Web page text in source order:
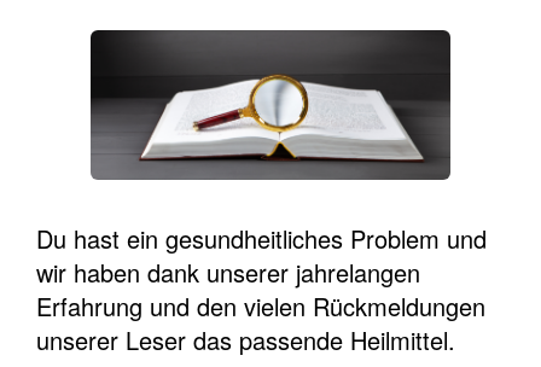
Du hast ein gesundheitliches Problem und
wir haben dank unserer jahrelangen
Erfahrung und den vielen Rückmeldungen
unserer Leser das passende Heilmittel.